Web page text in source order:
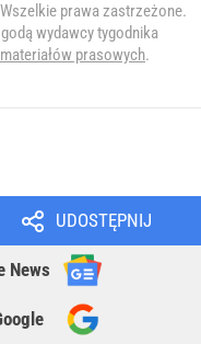
prawa zastrzeżone.
wydawcy tygodnika
prasowych.
UDOSTĘPNIJ
News